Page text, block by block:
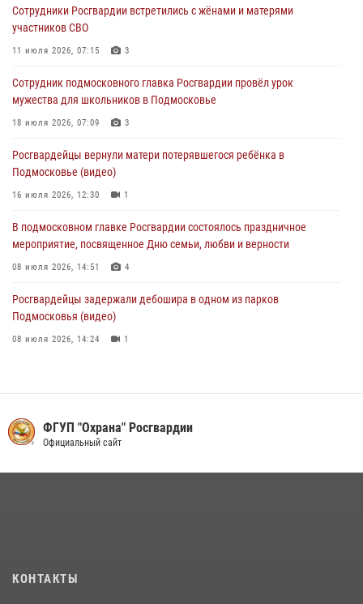
крупную сумму в Подмосковье
31 июля 2026, 14:00
действиях в Подмосковье (видео)
31 июля 2026, 09:30
(видео)
30 июля 2026, 08:10
Сотрудники Росгвардии встретились с жёнами и матерями
участников СВО
11 июля 2026, 07:15 3
Сотрудник подмосковного главка Росгвардии провёл урок
мужества для школьников в Подмосковье
18 июля 2026, 07:09 3
Росгвардейцы вернули матери потерявшегося ребёнка в
Подмосковье (видео)
16 июля 2026, 12:30 1
В подмосковном главке Росгвардии состоялось праздничное
мероприятие, посвященное Дню семьи, любви и верности
08 июля 2026, 14:51 4
Росгвардейцы задержали дебошира в одном из парков
Подмосковья (видео)
08 июля 2026, 14:24 1
19 июля 2026, 06:00 2
В Подмосковье росгвардейцы задержали мужчину, пугавшего
жильцов многоквартирного дома охотничьим карабином (видео)
ФГУП "Охрана" Росгвардии
Официальный сайт
КОНТАКТЫ